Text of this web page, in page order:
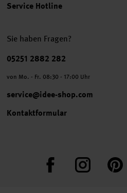
Service Hotline
Sie haben Fragen?
Telefonnummer
05251 2882 282
von Mo. - Fr. 08:30 - 17:00 Uhr
service@idee-shop.com
Kontaktformular
FacebookInstagram